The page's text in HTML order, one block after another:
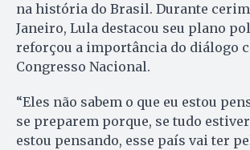
na história do Brasil. Durante
Janeiro, Lula destacou seu plano
reforçou a importância do diálogo
Congresso Nacional.
“Eles não sabem o que eu estou
se preparem porque, se tudo
estou pensando, esse país vai ter